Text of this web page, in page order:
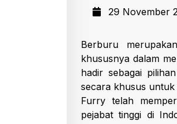
29 November
Berburu
khususnya dalam
hadir sebagai
secara khusus
Furry telah
pejabat tinggi di